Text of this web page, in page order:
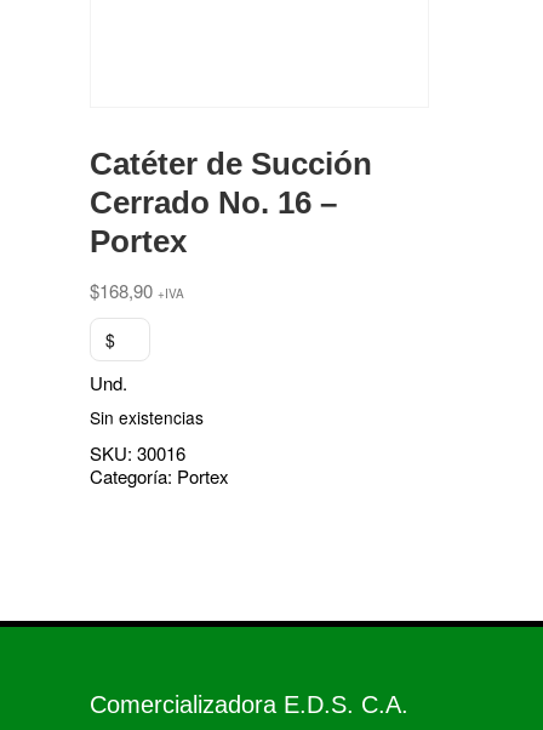
Catéter de Succión
Cerrado No. 16 –
Portex
$168,90 +IVA
$
Und.
Sin existencias
SKU: 30016
Categoría: Portex
Comercializadora E.D.S. C.A.